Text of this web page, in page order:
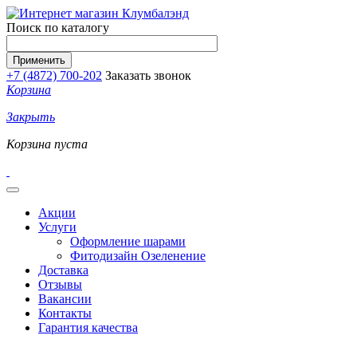
Перейти к основному содержанию
Поиск по каталогу
+7 (4872) 700-202 Заказать звонок
Корзина
Закрыть
Корзина пуста
Акции
Услуги
Оформление шарами
Фитодизайн Озеленение
Доставка
Отзывы
Вакансии
Контакты
Гарантия качества